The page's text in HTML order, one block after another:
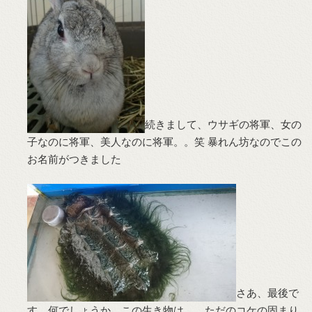
続きまして、ウサギの将軍、女の
子なのに将軍、美人なのに将軍。。笑 暴れん坊なのでこの
お名前がつきました
さあ、最後で